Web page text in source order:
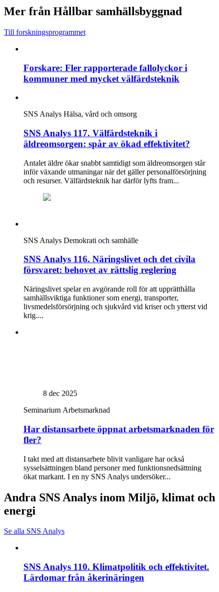
Mer från Hållbar samhällsbyggnad
Till forskningsprogrammet
Forskare: Fler rapporterade fallolyckor i
kommuner med mycket välfärdsteknik
SNS Analys Hälsa, vård och omsorg
SNS Analys 117. Välfärdsteknik i
äldreomsorgen: spår av ökad effektivitet?
Antalet äldre ökar snabbt samtidigt som äldreomsorgen står
inför växande utmaningar när det gäller personalförsörjning
och resurser. Välfärdsteknik har därför lyfts fram...
SNS Analys Demokrati och samhälle
SNS Analys 116. Näringslivet och det civila
försvaret: behovet av rättslig reglering
Näringslivet spelar en avgörande roll för att upprätthålla
samhällsviktiga funktioner som energi, transporter,
livsmedelsförsörjning och sjukvård vid kriser och ytterst vid
krig....
8 dec 2025
Seminarium Arbetsmarknad
Har distansarbete öppnat arbetsmarknaden för
fler?
I takt med att distansarbete blivit vanligare har också
sysselsättningen bland personer med funktionsnedsättning
ökat markant. I en ny SNS Analys undersöker...
Andra SNS Analys inom Miljö, klimat och
energi
Se alla SNS Analys
SNS Analys 110. Klimatpolitik och effektivitet.
Lärdomar från åkerinäringen